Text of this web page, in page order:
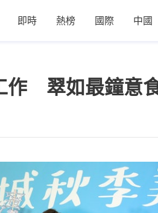
即時 熱榜 國際 中國
作 翠如最鐘意